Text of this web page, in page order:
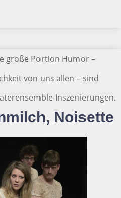
Noisette
große Portion Humor –
von uns allen – sind
Inszenierungen.